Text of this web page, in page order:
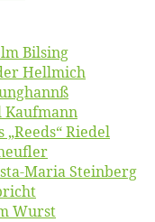
Bilsing
Hellmich
Kaufmann
„Reeds“ Riedel
Ma­ria Steinberg
Wurst